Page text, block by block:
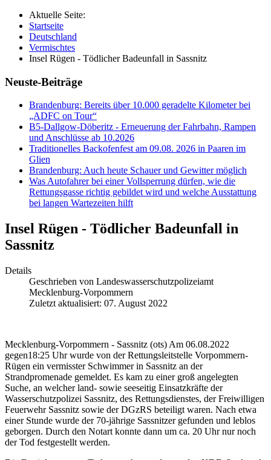
Aktuelle Seite:
Startseite
Deutschland
Vermischtes
Insel Rügen - Tödlicher Badeunfall in Sassnitz
Neuste-Beiträge
Brandenburg: Bereits über 10.000 geradelte Kilometer bei
„ADFC on Tour“
B5-Dallgow-Döberitz - Erneuerung der Fahrbahn, Rampen
und Anschlüsse ab 10.2026
Traditionelles Backofenfest am 09.08. 2026 in Paaren im
Glien
Brandenburg: Auch heute Schauer und Gewitter möglich
Was Autofahrer bei einer Vollsperrung dürfen, wie die
Rettungsgasse richtig gebildet wird und welche Ausstattung
bei langen Wartezeiten hilft
Insel Rügen - Tödlicher Badeunfall in
Sassnitz
Details
Geschrieben von Landeswasserschutzpolizeiamt
Mecklenburg-Vorpommern
Zuletzt aktualisiert: 07. August 2022
Mecklenburg-Vorpommern - Sassnitz (ots) Am 06.08.2022
gegen18:25 Uhr wurde von der Rettungsleitstelle Vorpommern-
Rügen ein vermisster Schwimmer in Sassnitz an der
Strandpromenade gemeldet. Es kam zu einer groß angelegten
Suche, an welcher land- sowie seeseitig Einsatzkräfte der
Wasserschutzpolizei Sassnitz, des Rettungsdienstes, der Freiwilligen
Feuerwehr Sassnitz sowie der DGzRS beteiligt waren. Nach etwa
einer Stunde wurde der 70-jährige Sassnitzer gefunden und leblos
geborgen. Durch den Notart konnte dann um ca. 20 Uhr nur noch
der Tod festgestellt werden.